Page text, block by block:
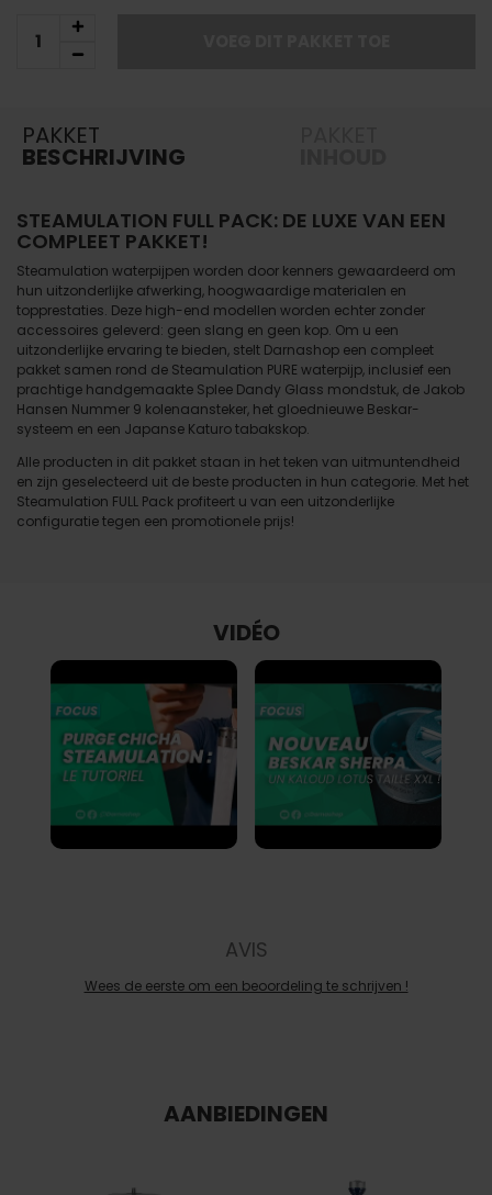
PAKKET
BESCHRIJVING
STEAMULATION FULL PACK: DE LUXE VAN EEN
COMPLEET PAKKET!
Steamulation waterpijpen worden door kenners gewaardeerd om
hun uitzonderlijke afwerking, hoogwaardige materialen en
topprestaties. Deze high-end modellen worden echter zonder
accessoires geleverd: geen slang en geen kop. Om u een
uitzonderlijke ervaring te bieden, stelt Darnashop een compleet
pakket samen rond de Steamulation PURE waterpijp, inclusief een
prachtige handgemaakte Splee Dandy Glass mondstuk, de Jakob
Hansen Nummer 9 kolenaansteker, het gloednieuwe Beskar-
systeem en een Japanse Katuro tabakskop.
Alle producten in dit pakket staan in het teken van uitmuntendheid
en zijn geselecteerd uit de beste producten in hun categorie. Met het
Steamulation FULL Pack profiteert u van een uitzonderlijke
configuratie tegen een promotionele prijs!
VIDÉO
AVIS
Wees de eerste om een beoordeling te schrijven !
AANBIEDINGEN